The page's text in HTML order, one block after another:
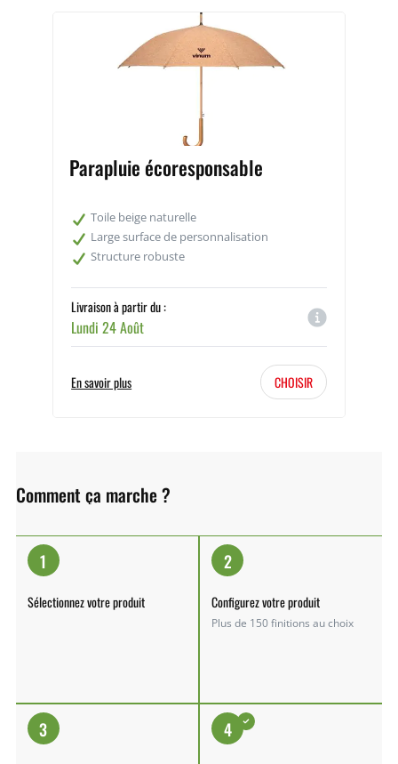
Parapluie écoresponsable
Toile beige naturelle
Large surface de personnalisation
Structure robuste
Livraison à partir du :
Lundi 24 Août
En savoir plus CHOISIR
Comment ça marche ?
1
Sélectionnez votre produit
2
Configurez votre produit
Plus de 150 finitions au choix
3 4